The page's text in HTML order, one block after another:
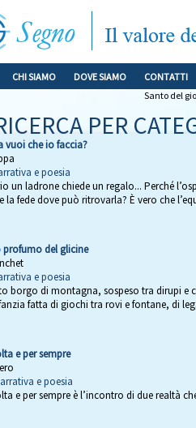
CHI SIAMO DOVE SIAMO CONTATTI
Santo del
PER
vuoi che io faccia?
e poesia
un ladrone chiede un regalo... Perché
la fede dove può ritrovarla? È vero che
del glicine
e poesia
borgo di montagna, sospeso tra dirupi e
fatta di giochi tra rovi e fontane, di
e per sempre
e poesia
e per sempre è l’incontro di due realtà